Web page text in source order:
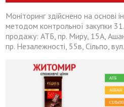
Моніторинг здійснено на основі
методом контрольної закупки
продажу: АТБ, пр. Миру, 15А,
пр. Незалежності, 55в, Сільпо,